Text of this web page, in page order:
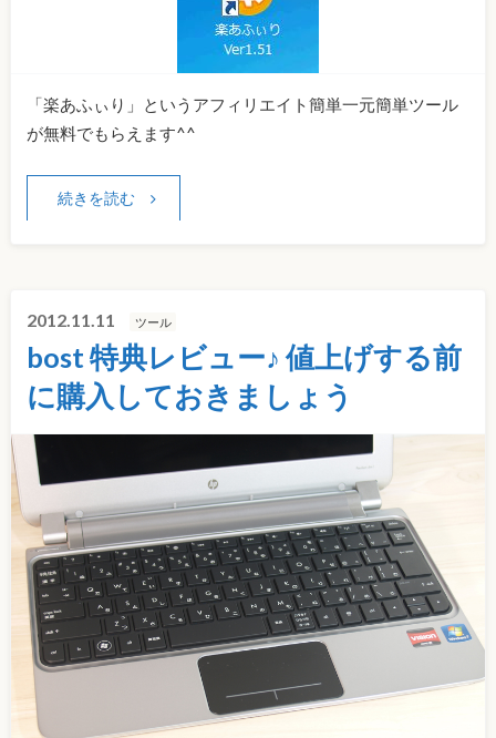
「楽あふぃり」というアフィリエイト簡単一元簡単ツール
が無料でもらえます^^
続きを読む
2012.11.11 ツール
bost 特典レビュー♪ 値上げする前
に購入しておきましょう